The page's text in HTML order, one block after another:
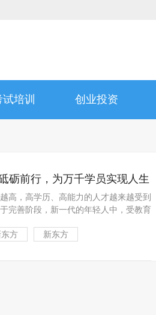
试培训 创业投资
砺前行，为万千学员实现人生
高，高学历、高能力的人才越来越受到
完善阶段，新一代的年轻人中，受教育
方 新东方